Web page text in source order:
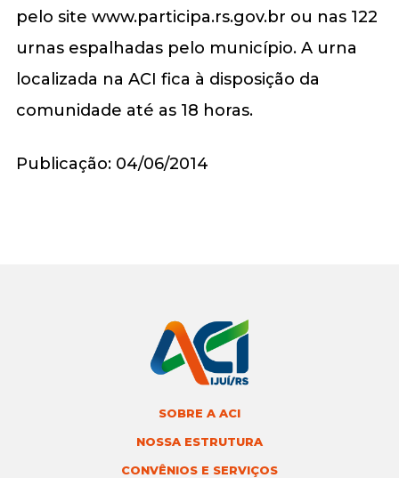
pelo site www.participa.rs.gov.br ou nas 122
urnas espalhadas pelo município. A urna
localizada na ACI fica à disposição da
comunidade até as 18 horas.
Publicação: 04/06/2014
SOBRE A ACI
NOSSA ESTRUTURA
CONVÊNIOS E SERVIÇOS